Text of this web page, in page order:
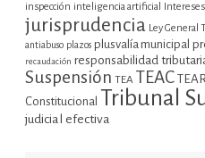
inspección inteligencia artificial
jurisprudencia Ley General
antiabuso plazos plusvalía municipal
recaudación responsabilidad
Suspensión TEA TEAC
Constitucional Tribunal
judicial efectiva